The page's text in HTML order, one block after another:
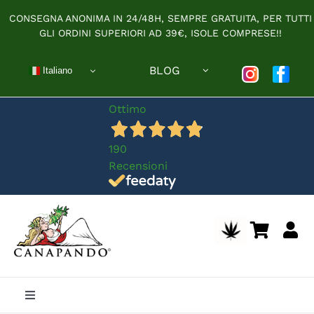
contenuto
CONSEGNA ANONIMA IN 24/48H, SEMPRE GRATUITA, PER TUTTI
GLI ORDINI SUPERIORI AD 39€, ISOLE COMPRESE!!
Italiano BLOG
Ottimo
190
Recensioni
Toggle